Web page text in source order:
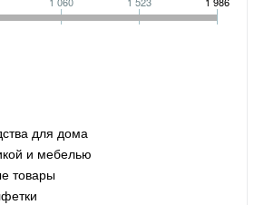
для дома
и мебелью
товары